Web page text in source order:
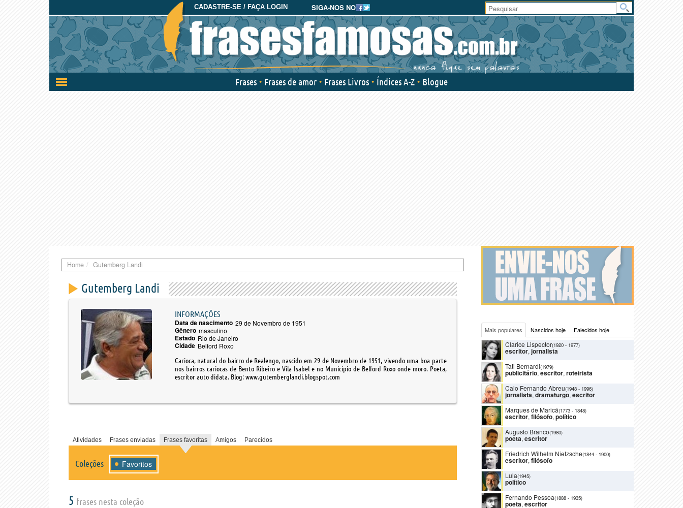
SIGA-NOS NO
CADASTRE-SE / FAÇA LOGIN
Ativar/desativar
a
Área
do
Usuário
Frases Frases de amor Frases Livros Índices A-Z Blogue
Home Gutemberg Landi
Gutemberg Landi
INFORMAÇÕES
Data de nascimento 29 de Novembro de 1951
Gênero masculino
Estado Rio de Janeiro
Cidade Belford Roxo
Carioca, natural do bairro de Realengo, nascido em 29 de Novembro de 1951, vivendo uma boa parte
nos bairros cariocas de Bento Ribeiro e Vila Isabel e no Município de Belford Roxo onde moro. Poeta,
escritor auto didata. Blog: www.gutemberglandi.blogspot.com
Atividades Frases enviadas Frases favoritas Amigos Parecidos
Coleções Favoritos
5 frases nesta coleção
Mais populares Nascidos hoje Falecidos hoje
Clarice Lispector(1920 - 1977)
escritor, jornalista
Tati Bernardi(1979)
publicitário, escritor, roteirista
Caio Fernando Abreu(1948 - 1996)
jornalista, dramaturgo, escritor
Marques de Maricá(1773 - 1848)
escritor, filósofo, político
Augusto Branco(1980)
poeta, escritor
Friedrich Wilhelm Nietzsche(1844 - 1900)
escritor, filósofo
Lula(1945)
político
Fernando Pessoa(1888 - 1935)
poeta, escritor